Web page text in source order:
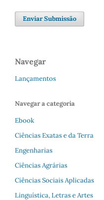
Enviar Submissão
Navegar
Lançamentos
Navegar a categoria
Ebook
Ciências Exatas e da Terra
Engenharias
Ciências Agrárias
Ciências Sociais Aplicadas
Linguística, Letras e Artes